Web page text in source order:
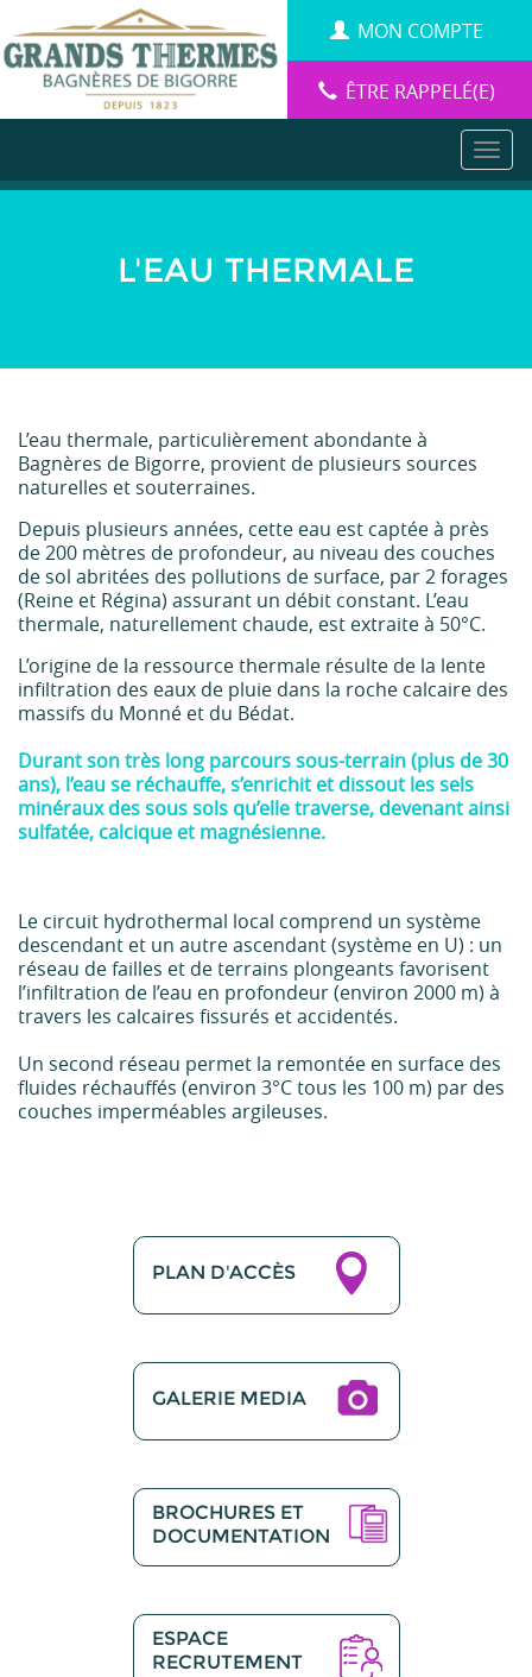
au
contenu
principal
MON COMPTE
ÊTRE RAPPELÉ(E)
L'EAU THERMALE
L’eau thermale, particulièrement abondante à
Bagnères de Bigorre, provient de plusieurs sources
naturelles et souterraines.
Depuis plusieurs années, cette eau est captée à près
de 200 mètres de profondeur, au niveau des couches
de sol abritées des pollutions de surface, par 2 forages
(Reine et Régina) assurant un débit constant. L’eau
thermale, naturellement chaude, est extraite à 50°C.
L’origine de la ressource thermale résulte de la lente
infiltration des eaux de pluie dans la roche calcaire des
massifs du Monné et du Bédat.
Durant son très long parcours sous-terrain (plus de 30
ans), l’eau se réchauffe, s’enrichit et dissout les sels
minéraux des sous sols qu’elle traverse, devenant ainsi
sulfatée, calcique et magnésienne.
Le circuit hydrothermal local comprend un système
descendant et un autre ascendant (système en U) : un
réseau de failles et de terrains plongeants favorisent
l’infiltration de l’eau en profondeur (environ 2000 m) à
travers les calcaires fissurés et accidentés.
Un second réseau permet la remontée en surface des
fluides réchauffés (environ 3°C tous les 100 m) par des
couches imperméables argileuses.
PLAN D'ACCÈS
GALERIE MEDIA
BROCHURES ET
DOCUMENTATION
ESPACE
RECRUTEMENT
Panneau de gestion des cookies